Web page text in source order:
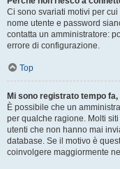
Ci sono svariati motivi per
nome utente e password
contatta un amministratore:
errore di configurazione.
Top
Mi sono registrato tempo
È possibile che un
per qualche ragione. Molti
utenti che non hanno mai
database. Se il motivo è
coinvolgere maggiormente